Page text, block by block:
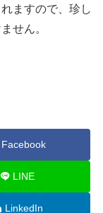
ますので、珍し
せん。
Facebook
LINE
LinkedIn